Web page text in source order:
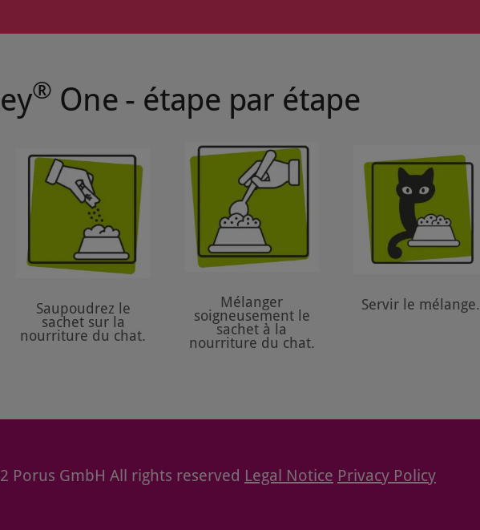
® One - étape par étape
Saupoudrez le
sachet sur la
nourriture du chat.
Mélanger
soigneusement le
sachet à la
nourriture du chat.
Servir le mélange.
Porus GmbH All rights reserved Legal Notice Privacy Policy